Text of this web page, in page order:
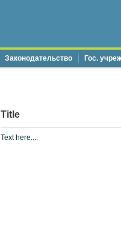
Законодательство Гос.
Title
Text here....